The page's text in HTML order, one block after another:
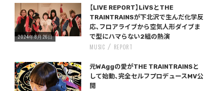
【LIVE REPORT】LiVSとTHE
TRAINTRAINSが下北沢で生んだ化学反
応、フロアライブから空気人形ダイブま
で型にハマらない2組の熱演
2024年8月26日
MUSIC REPORT
Warning : Undefined variable $post_id in
/home/storywriter/storywriter.tokyo/public_html/wp-content/themes/StoryWriter/single.phpon line242
元WAggの愛がTHE TRAINTRAINSと
して始動、完全セルフプロデュースMV公
開